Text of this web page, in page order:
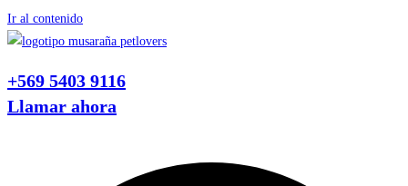
Ir al contenido
+569 5403 9116
Llamar ahora